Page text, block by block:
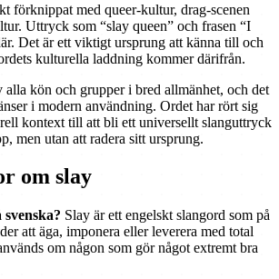
förknippat med queer-kultur, drag-scenen
Uttryck som “slay queen” och frasen “I
Det är ett viktigt ursprung att känna till och
kulturella laddning kommer därifrån.
alla kön och grupper i bred allmänhet, och det
i modern användning. Ordet har rört sig
kontext till att bli ett universellt slanguttryck
men utan att radera sitt ursprung.
om slay
Slay är ett engelskt slangord som på
att äga, imponera eller leverera med total
om någon som gör något extremt bra